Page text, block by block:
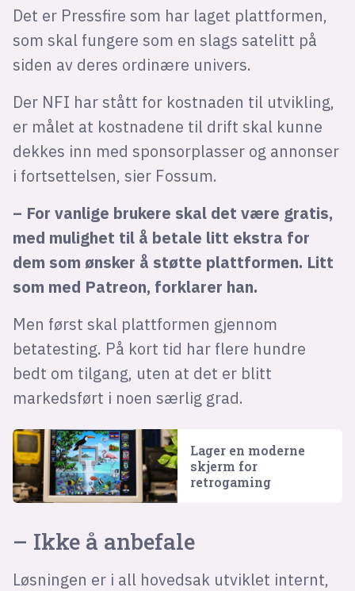
Det er Pressfire som har laget plattformen,
som skal fungere som en slags satelitt på
siden av deres ordinære univers.
Der NFI har stått for kostnaden til utvikling,
er målet at kostnadene til drift skal kunne
dekkes inn med sponsorplasser og annonser
i fortsettelsen, sier Fossum.
– For vanlige brukere skal det være gratis,
med mulighet til å betale litt ekstra for
dem som ønsker å støtte plattformen. Litt
som med Patreon, forklarer han.
Men først skal plattformen gjennom
betatesting. På kort tid har flere hundre
bedt om tilgang, uten at det er blitt
markedsført i noen særlig grad.
Lager en moderne
skjerm for
retrogaming
– Ikke å anbefale
Løsningen er i all hovedsak utviklet internt,